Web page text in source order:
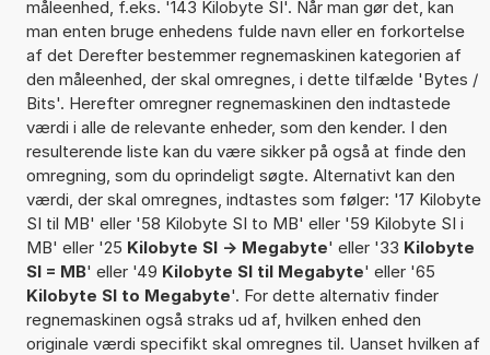
måleenhed, f.eks. '143 Kilobyte SI'. Når man gør det, kan
man enten bruge enhedens fulde navn eller en forkortelse
af det Derefter bestemmer regnemaskinen kategorien af
den måleenhed, der skal omregnes, i dette tilfælde 'Bytes /
Bits'. Herefter omregner regnemaskinen den indtastede
værdi i alle de relevante enheder, som den kender. I den
resulterende liste kan du være sikker på også at finde den
omregning, som du oprindeligt søgte. Alternativt kan den
værdi, der skal omregnes, indtastes som følger: '17 Kilobyte
SI til MB' eller '58 Kilobyte SI to MB' eller '59 Kilobyte SI i
MB' eller '25 Kilobyte SI -> Megabyte' eller '33 Kilobyte
SI = MB' eller '49 Kilobyte SI til Megabyte' eller '65
Kilobyte SI to Megabyte'. For dette alternativ finder
regnemaskinen også straks ud af, hvilken enhed den
originale værdi specifikt skal omregnes til. Uanset hvilken af